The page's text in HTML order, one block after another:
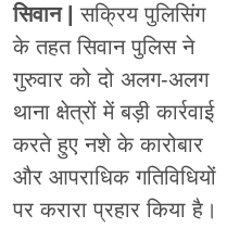
सिवान |सक्रिय पुलिसिंग
के तहत सिवान पुलिस ने
गुरुवार को दो अलग-अलग
थाना क्षेत्रों में बड़ी कार्रवाई
करते हुए नशे के कारोबार
और आपराधिक गतिविधियों
पर करारा प्रहार किया है।